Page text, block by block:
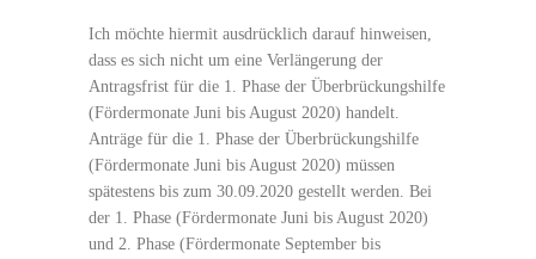
Ich möchte hiermit ausdrücklich darauf hinweisen,
dass es sich nicht um eine Verlängerung der
Antragsfrist für die 1. Phase der Überbrückungshilfe
(Fördermonate Juni bis August 2020) handelt.
Anträge für die 1. Phase der Überbrückungshilfe
(Fördermonate Juni bis August 2020) müssen
spätestens bis zum 30.09.2020 gestellt werden. Bei
der 1. Phase (Fördermonate Juni bis August 2020)
und 2. Phase (Fördermonate September bis